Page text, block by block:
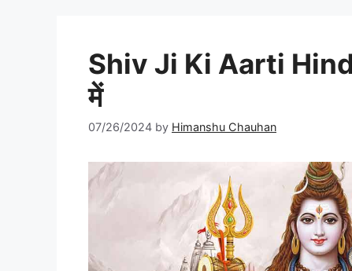
Shiv Ji Ki Aarti Hindi
में
07/26/2024 by Himanshu Chauhan